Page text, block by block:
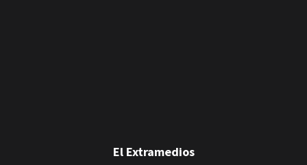
El Extramedios